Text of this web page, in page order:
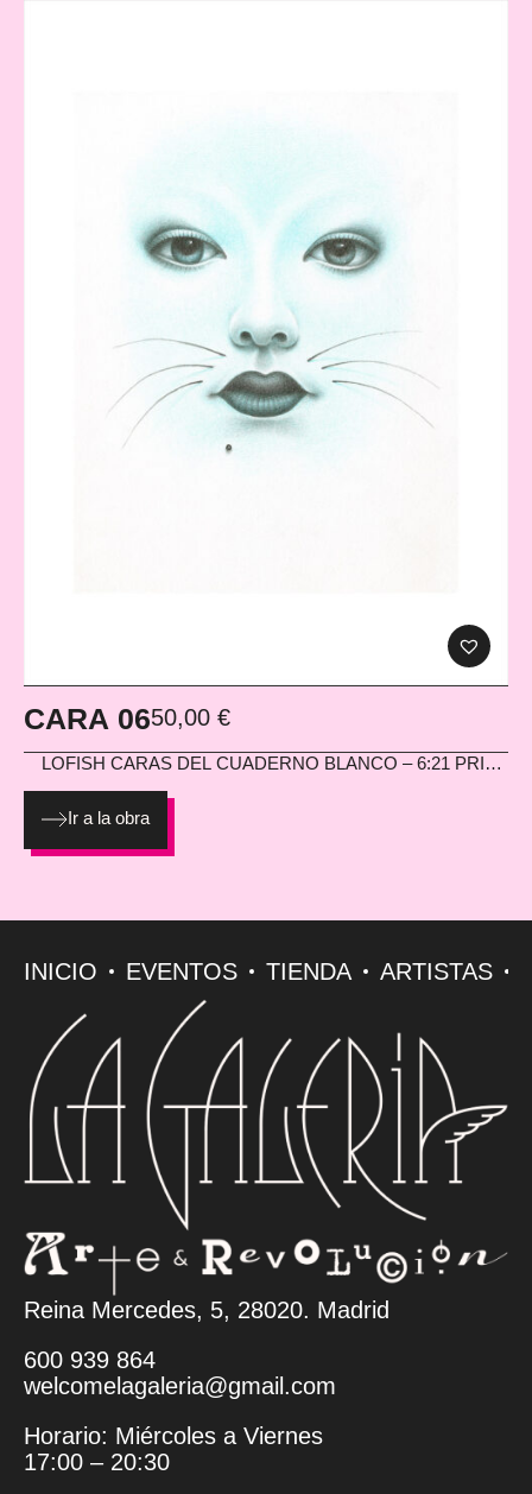
CARA 0650,00 €
LOFISH CARAS DEL CUADERNO BLANCO – 6:21 PRINT
Ir a la obra
INICIO EVENTOS TIENDA ARTISTAS
Reina Mercedes, 5, 28020. Madrid
600 939 864
welcomelagaleria@gmail.com
Horario: Miércoles a Viernes
17:00 – 20:30